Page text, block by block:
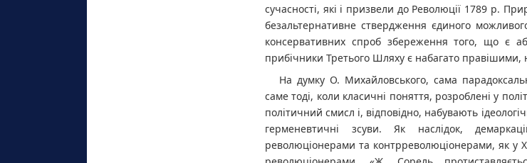
сучасності, які і призвели до Революції 1789 р.
безальтернативне ствердження єдиного
консервативних спроб збереження того, що є
прибічники Третього Шляху є набагато правішими,
На думку О. Михайловського, сама
саме тоді, коли класичні поняття, розроблені у
політичний смисл і, відповідно, набувають
герменевтичні зсуви. Як наслідок,
революціонерами та контрреволюціонерами, як у